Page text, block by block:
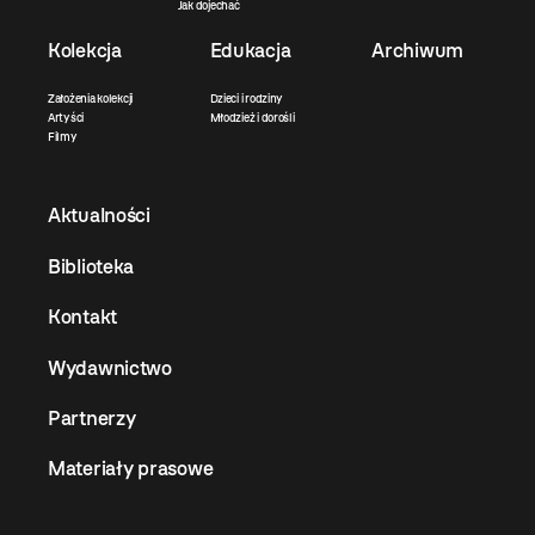
Jak dojechać
Kolekcja
Założenia kolekcji
Artyści
Filmy
Edukacja
Dzieci i rodziny
Młodzież i dorośli
Archiwum
Aktualności
Biblioteka
Kontakt
Wydawnictwo
Partnerzy
Materiały prasowe